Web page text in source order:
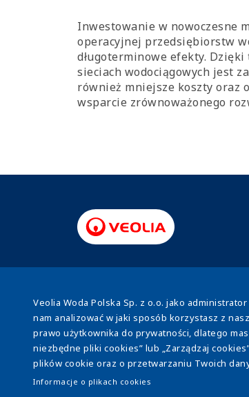
Inwestowanie w nowoczesne
operacyjnej przedsiębiorstw
długoterminowe efekty.
sieciach wodociągowych jest
również mniejsze koszty oraz
wsparcie zrównoważonego
O nas Efektywność
Policy
Polityka prywatności
Dołącz do nas
Veolia Woda Polska Sp. z o.o. jako
nam analizować w jaki sposób korzystasz z
prawo użytkownika do prywatności, dlatego
niezbędne pliki cookies” lub „Zarządzaj
plików cookie oraz o przetwarzaniu Twoich
Informacje o plikach cookies